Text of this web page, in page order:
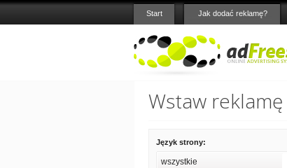
Start Jak dodać reklamę?
Wstaw
Język strony:
wszystkie